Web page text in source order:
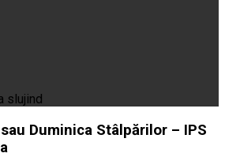
slujind
Duminica Stâlpărilor – IPS